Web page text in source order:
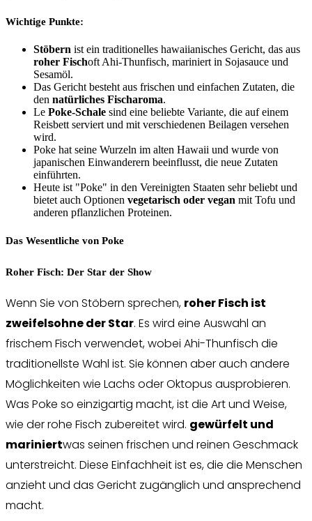
Wichtige Punkte:
Stöbern ist ein traditionelles hawaiianisches Gericht, das aus
roher Fischoft Ahi-Thunfisch, mariniert in Sojasauce und
Sesamöl.
Das Gericht besteht aus frischen und einfachen Zutaten, die
den natürliches Fischaroma.
Le Poke-Schale sind eine beliebte Variante, die auf einem
Reisbett serviert und mit verschiedenen Beilagen versehen
wird.
Poke hat seine Wurzeln im alten Hawaii und wurde von
japanischen Einwanderern beeinflusst, die neue Zutaten
einführten.
Heute ist "Poke" in den Vereinigten Staaten sehr beliebt und
bietet auch Optionen vegetarisch oder vegan mit Tofu und
anderen pflanzlichen Proteinen.
Das Wesentliche von Poke
Roher Fisch: Der Star der Show
Wenn Sie von Stöbern sprechen, roher Fisch ist
zweifelsohne der Star. Es wird eine Auswahl an
frischem Fisch verwendet, wobei Ahi-Thunfisch die
traditionellste Wahl ist. Sie können aber auch andere
Möglichkeiten wie Lachs oder Oktopus ausprobieren.
Was Poke so einzigartig macht, ist die Art und Weise,
wie der rohe Fisch zubereitet wird. gewürfelt und
mariniertwas seinen frischen und reinen Geschmack
unterstreicht. Diese Einfachheit ist es, die die Menschen
anzieht und das Gericht zugänglich und ansprechend
macht.